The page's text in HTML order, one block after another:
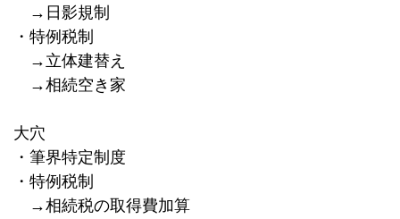
→日影規制
・特例税制
→立体建替え
→相続空き家
大穴
・筆界特定制度
・特例税制
→相続税の取得費加算